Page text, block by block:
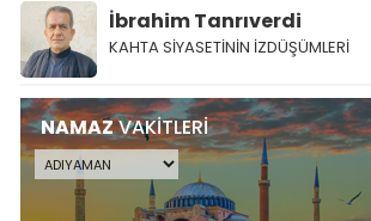
İbrahim Tanrıverdi
KAHTA SİYASETİNİN İZDÜŞÜMLERİ
NAMAZVAKİTLERİ